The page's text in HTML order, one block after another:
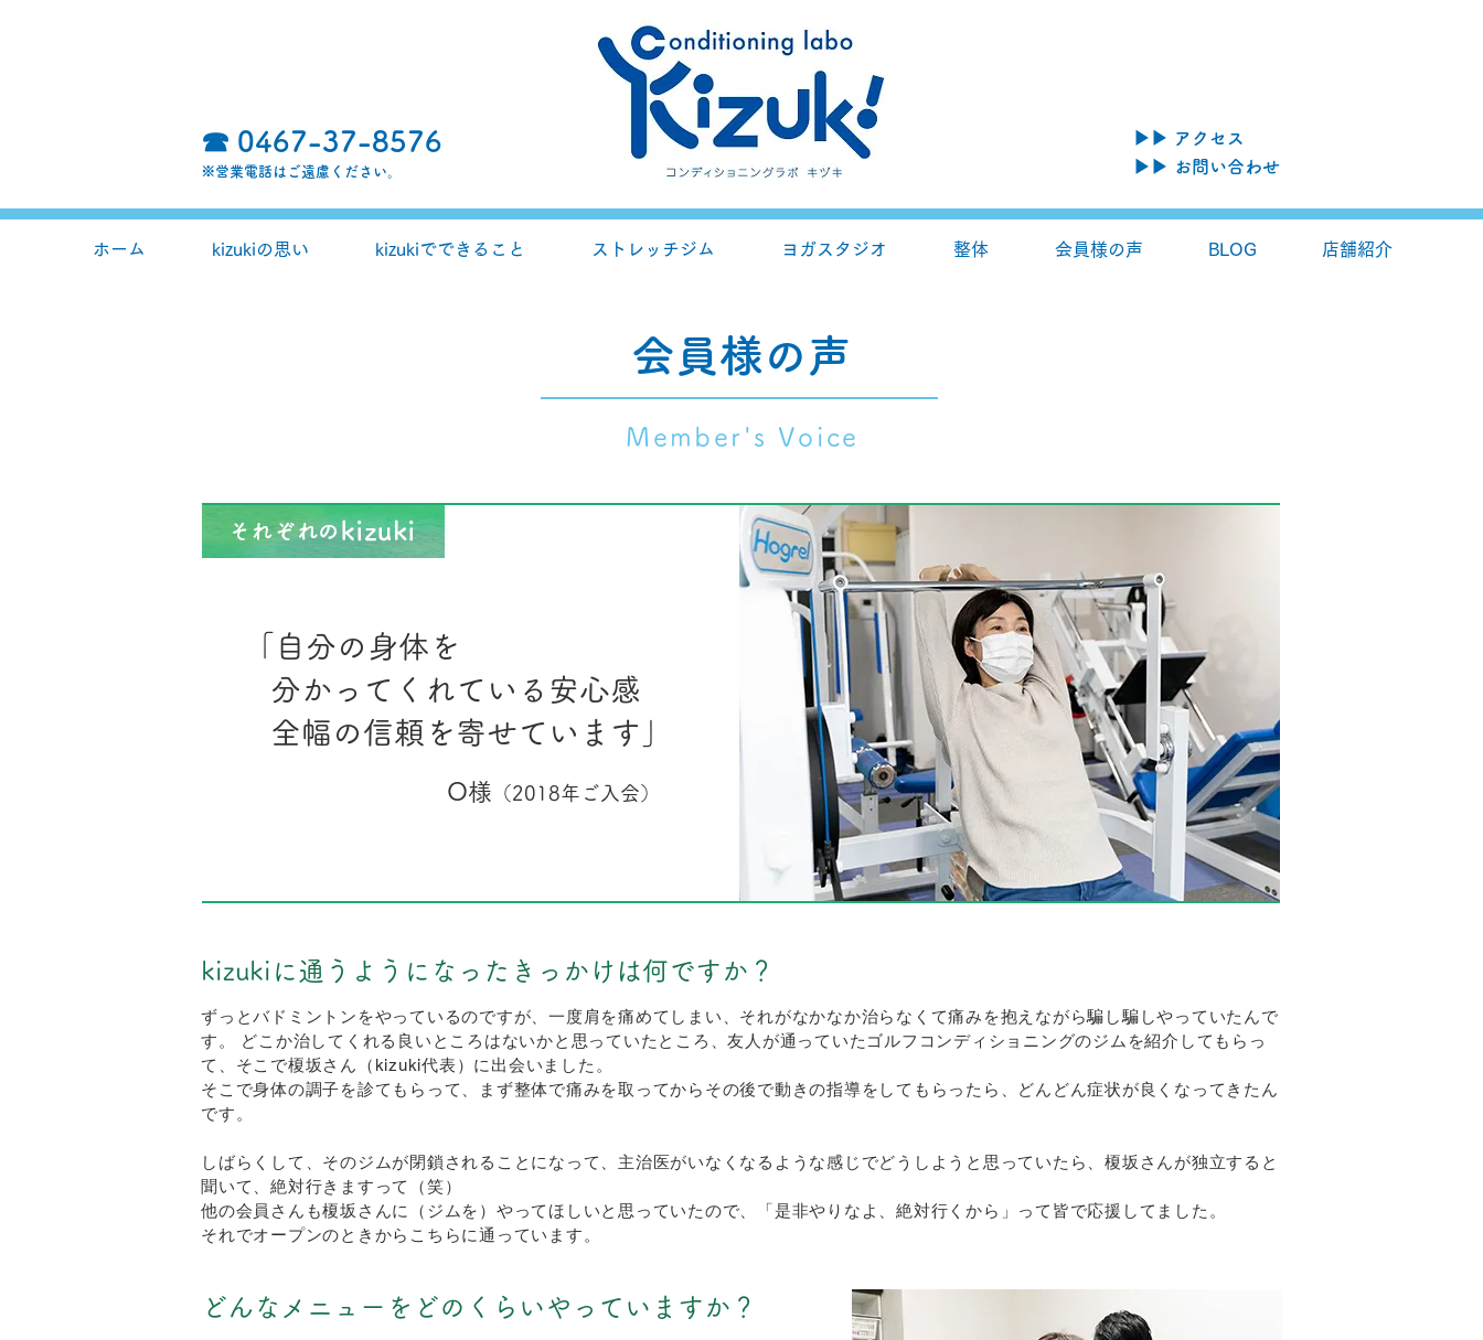
☎ 0467-37-8576
​※営業電話はご遠慮ください。
▶▶ アクセス
▶▶ お問い合わせ
ホーム kizukiの思い kizukiでできること ストレッチジム ヨガスタジオ 整体 会員様の声 BLOG 店舗紹介
会員様の声
Member's Voice
「自分の身体を
分かってくれている安心感
全幅の信頼を寄せています」
O様 （2018年ご入会）
kizukiに通うようになったきっかけは何ですか？
ずっとバドミントンをやっているのですが、一度肩を痛めてしまい、それがなかなか治らなくて痛みを抱えながら騙し騙しやっていたんで
す。 どこか治してくれる良いところはないかと思っていたところ、友人が通っていたゴルフコンディショニングのジムを紹介してもらっ
て、そこで榎坂さん（kizuki代表）に出会いました。
そこで身体の調子を診てもらって、まず整体で痛みを取ってからその後で動きの指導をしてもらったら、どんどん症状が良くなってきたん
です。
しばらくして、そのジムが閉鎖されることになって、主治医がいなくなるような感じでどうしようと思っていたら、榎坂さんが独立すると
聞いて、絶対行きますって（笑）
他の会員さんも榎坂さんに（ジムを）やってほしいと思っていたので、「是非やりなよ、絶対行くから」って皆で応援してました。
それでオープンのときからこちらに通っています。
どんなメニューをどのくらいやっていますか？